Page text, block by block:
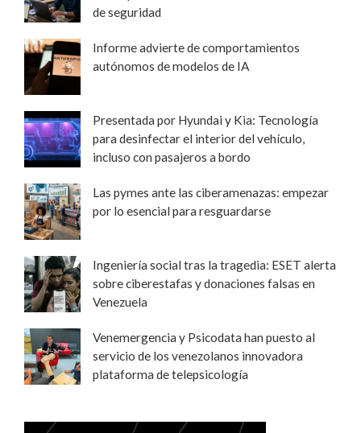
de seguridad
Informe advierte de comportamientos
autónomos de modelos de IA
Presentada por Hyundai y Kia: Tecnología
para desinfectar el interior del vehículo,
incluso con pasajeros a bordo
Las pymes ante las ciberamenazas: empezar
por lo esencial para resguardarse
Ingeniería social tras la tragedia: ESET alerta
sobre ciberestafas y donaciones falsas en
Venezuela
Venemergencia y Psicodata han puesto al
servicio de los venezolanos innovadora
plataforma de telepsicología